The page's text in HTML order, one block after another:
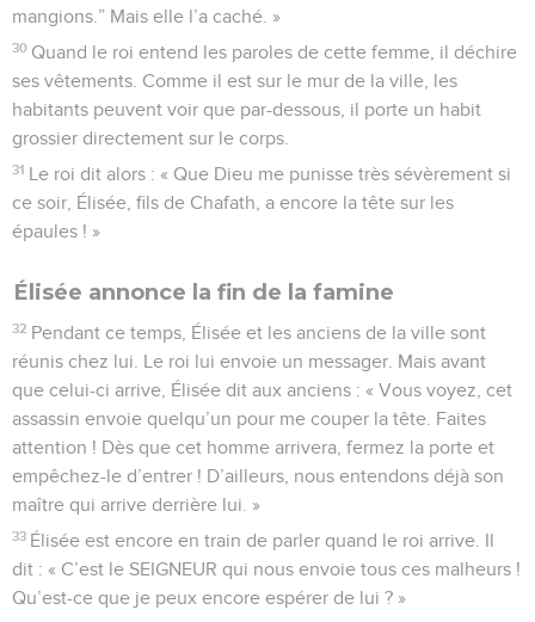
mangions.” Mais elle l’a caché. »
30 Quand le roi entend les paroles de cette femme, il déchire
ses vêtements. Comme il est sur le mur de la ville, les
habitants peuvent voir que par-dessous, il porte un habit
grossier directement sur le corps.
31 Le roi dit alors : « Que Dieu me punisse très sévèrement si
ce soir, Élisée, fils de Chafath, a encore la tête sur les
épaules ! »
Élisée annonce la fin de la famine
32 Pendant ce temps, Élisée et les anciens de la ville sont
réunis chez lui. Le roi lui envoie un messager. Mais avant
que celui-ci arrive, Élisée dit aux anciens : « Vous voyez, cet
assassin envoie quelqu’un pour me couper la tête. Faites
attention ! Dès que cet homme arrivera, fermez la porte et
empêchez-le d’entrer ! D’ailleurs, nous entendons déjà son
maître qui arrive derrière lui. »
33 Élisée est encore en train de parler quand le roi arrive. Il
dit : « C’est le SEIGNEUR qui nous envoie tous ces malheurs !
Qu’est-ce que je peux encore espérer de lui ? »